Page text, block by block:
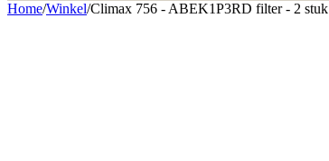
Home/Winkel/Climax 756 - ABEK1P3RD filter - 2 stuk